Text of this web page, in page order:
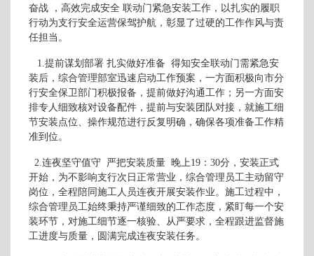
奋战 ，高效完成安全 联动门紧急安装工作，以扎实的履职
行动为支行安全运营保驾护航，彰显了过硬的工作作风与责
任担当。
1.提前谋划部署 扎实做好准备 得知安全联动门需紧急安
装后，综合管理部室迅速启动工作预案，一方面积极向市分
行安全保卫部门积极报备，提前做好沟通工作；另一方面安
排专人细致核对设备配件，提前与安装团队对接，就施工细
节安装点位、操作规范进行反复明确，确保各项准备工作精
准到位。
2.连夜坚守值守 严把安装质量 晚上19：30分，安装正式
开始，为不影响支行次日正常营业，综合管理员工主动留守
岗位，全程陪同施工人员连夜开展安装作业。施工过程中，
综合管理员工始终秉持严谨细致的工作态度，紧盯每一个安
装环节，对施工细节逐一核验、从严要求，全程跟进监督施
工进度与质量，圆满完成连夜安装任务。